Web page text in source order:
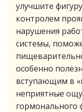
улучшите
контролем
нарушения
системы,
особенно
вступающим в
неприятные
гормонального